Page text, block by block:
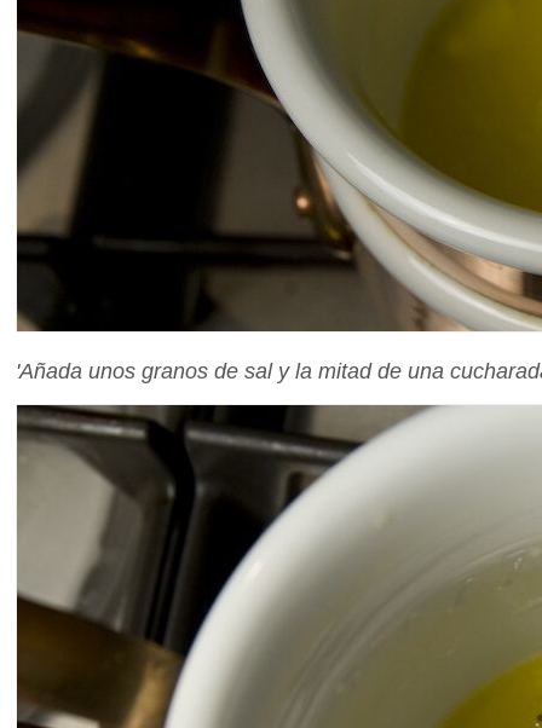
'Añada unos granos de sal y la mitad de una